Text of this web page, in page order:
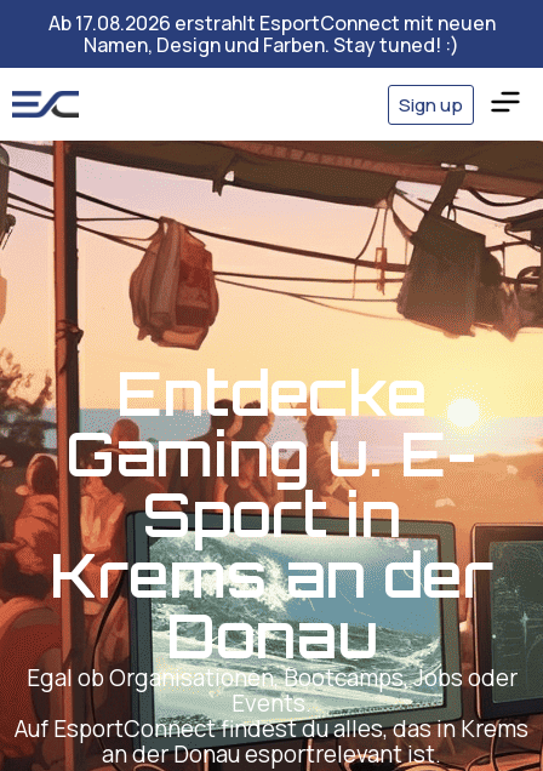
Ab 17.08.2026 erstrahlt EsportConnect mit neuen
Namen, Design und Farben. Stay tuned! :)
Sign up
Entdecke
Gaming u. E-
Sport in
Krems an der
Donau
Egal ob Organisationen, Bootcamps, Jobs oder
Events.
Auf EsportConnect findest du alles, das in Krems
an der Donau esportrelevant ist.